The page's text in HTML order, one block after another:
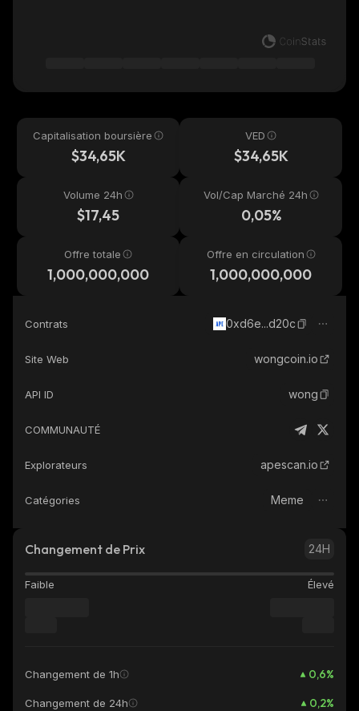
Capitalisation boursière
$34,65K
VED
$34,65K
Volume 24h
$17,45
Vol/Cap Marché 24h
0,05%
Offre totale
1,000,000,000
Offre en circulation
1,000,000,000
Contrats 0xd6e...d20c
Site Web wongcoin.io
API ID wong
COMMUNAUTÉ
Explorateurs apescan.io
Catégories Meme
Changement de Prix 24H
Faible Élevé
Changement de 1h 0,6%
Changement de 24h 0,2%